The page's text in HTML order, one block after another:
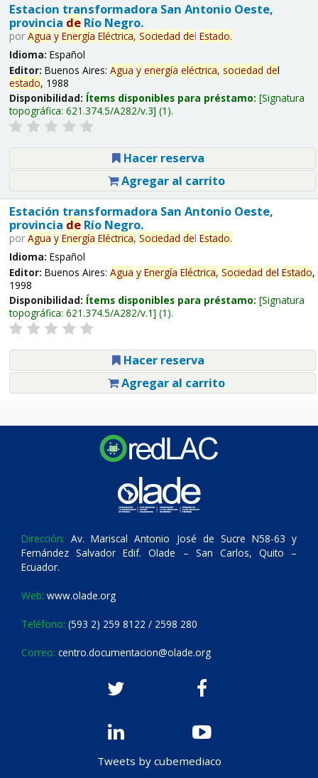
Estacion transformadora San Antonio Oeste,
provincia deRío Negro.
por Agua y Energía Eléctrica, Sociedad del Estado.
Idioma: Español
Editor: Buenos Aires: Agua y energía eléctrica, sociedad del
estado, 1988
Disponibilidad: Ítems disponibles para préstamo: Signatura
topográfica: 621.374.5/A282/v.3 (1).
Hacer reserva
Agregar al carrito
Estación transformadora San Antonio Oeste,
provincia deRío Negro.
por Agua y Energía Eléctrica, Sociedad del Estado.
Idioma: Español
Editor: Buenos Aires: Agua y Energía Eléctrica, Sociedad del Estado,
1998
Disponibilidad: Ítems disponibles para préstamo: Signatura
topográfica: 621.374.5/A282/v.1 (1).
Hacer reserva
Agregar al carrito
Dirección: Av. Mariscal Antonio José de Sucre N58-63 y
Fernández Salvador Edif. Olade – San Carlos, Quito –
Ecuador.
Web: www.olade.org
Teléfono: (593 2) 259 8122 / 2598 280
Correo: centro.documentacion@olade.org
Tweets by cubemediaco